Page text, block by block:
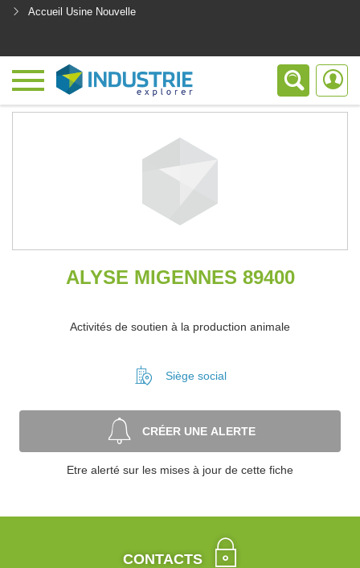
Accueil Usine Nouvelle
ALYSE MIGENNES 89400
Activités de soutien à la production animale
Siège social
CRÉER UNE ALERTE
Etre alerté sur les mises à jour de cette fiche
CONTACTS